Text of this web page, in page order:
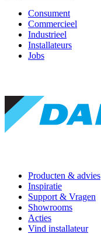
Consument
Commercieel
Industrieel
Installateurs
Jobs
Producten & advies
Inspiratie
Support & Vragen
Showrooms
Acties
Vind installateur